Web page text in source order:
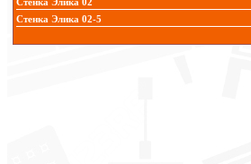
Стенка Элика 02
Стенка Элика 02-5